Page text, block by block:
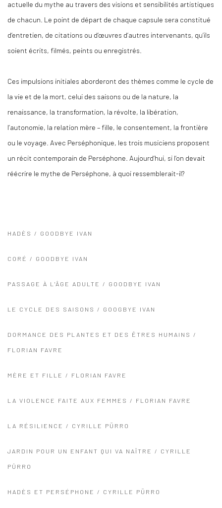
actuelle du mythe au travers des visions et sensibilités artistiques
de chacun. Le point de départ de chaque capsule sera constitué
d’entretien, de citations ou d’œuvres d’autres intervenants, qu’ils
soient écrits, filmés, peints ou enregistrés.
Ces impulsions initiales aborderont des thèmes comme le cycle de
la vie et de la mort, celui des saisons ou de la nature, la
renaissance, la transformation, la révolte, la libération,
l’autonomie, la relation mère – fille, le consentement, la frontière
ou le voyage. Avec Perséphonique, les trois musiciens proposent
un récit contemporain de Perséphone. Aujourd’hui, si l’on devait
réécrire le mythe de Perséphone, à quoi ressemblerait-il?
HADÈS / GOODBYE IVAN
CORÉ / GOODBYE IVAN
PASSAGE À L'ÂGE ADULTE / GOODBYE IVAN
LE CYCLE DES SAISONS / GOOGBYE IVAN
DORMANCE DES PLANTES ET DES ÊTRES HUMAINS /
FLORIAN FAVRE
MÈRE ET FILLE / FLORIAN FAVRE
LA VIOLENCE FAITE AUX FEMMES / FLORIAN FAVRE
LA RÉSILIENCE / CYRILLE PÜRRO
JARDIN POUR UN ENFANT QUI VA NAÎTRE / CYRILLE
PÛRRO
HADÈS ET PERSÉPHONE / CYRILLE PÜRRO